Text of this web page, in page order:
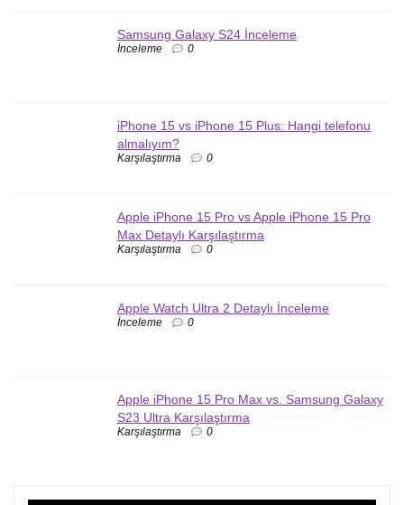
Samsung Galaxy S24 İnceleme
İnceleme 0
iPhone 15 vs iPhone 15 Plus: Hangi telefonu
almalıyım?
Karşılaştırma 0
Apple iPhone 15 Pro vs Apple iPhone 15 Pro
Max Detaylı Karşılaştırma
Karşılaştırma 0
Apple Watch Ultra 2 Detaylı İnceleme
İnceleme 0
Apple iPhone 15 Pro Max vs. Samsung Galaxy
S23 Ultra Karşılaştırma
Karşılaştırma 0